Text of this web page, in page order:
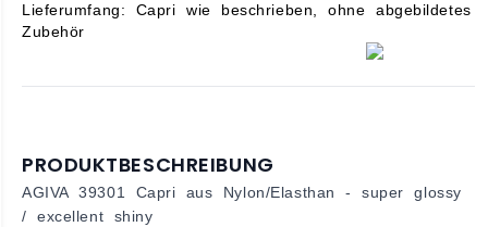
Lieferumfang: Capri wie beschrieben, ohne abgebildetes
Zubehör
PRODUKTBESCHREIBUNG
AGIVA 39301 Capri aus Nylon/Elasthan - super glossy
/ excellent shiny